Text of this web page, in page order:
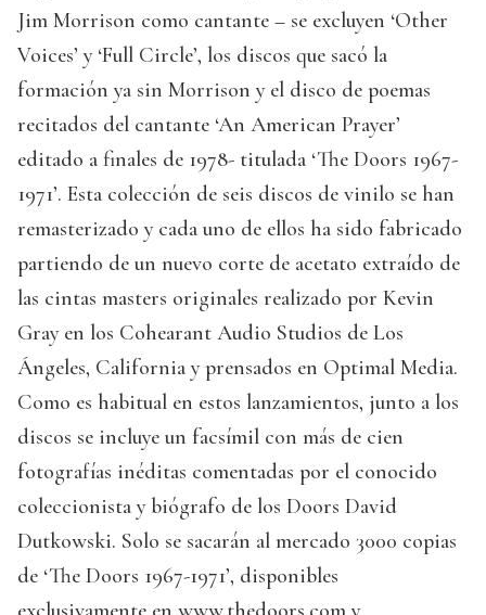
Jim Morrison como cantante – se excluyen ‘Other
Voices’ y ‘Full Circle’, los discos que sacó la
formación ya sin Morrison y el disco de poemas
recitados del cantante ‘An American Prayer’
editado a finales de 1978- titulada ‘The Doors 1967-
1971’. Esta colección de seis discos de vinilo se han
remasterizado y cada uno de ellos ha sido fabricado
partiendo de un nuevo corte de acetato extraído de
las cintas masters originales realizado por Kevin
Gray en los Cohearant Audio Studios de Los
Ángeles, California y prensados en Optimal Media.
Como es habitual en estos lanzamientos, junto a los
discos se incluye un facsímil con más de cien
fotografías inéditas comentadas por el conocido
coleccionista y biógrafo de los Doors David
Dutkowski. Solo se sacarán al mercado 3000 copias
de ‘The Doors 1967-1971’, disponibles